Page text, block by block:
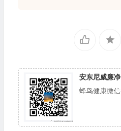
安东尼威廉
蜂鸟健康微